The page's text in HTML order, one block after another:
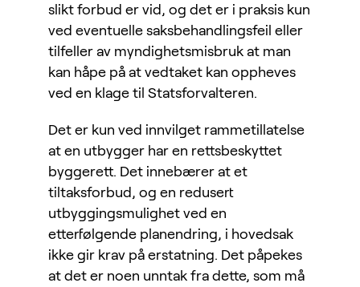
slikt forbud er vid, og det er i praksis kun
ved eventuelle saksbehandlingsfeil eller
tilfeller av myndighetsmisbruk at man
kan håpe på at vedtaket kan oppheves
ved en klage til Statsforvalteren.
Det er kun ved innvilget rammetillatelse
at en utbygger har en rettsbeskyttet
byggerett. Det innebærer at et
tiltaksforbud, og en redusert
utbyggingsmulighet ved en
etterfølgende planendring, i hovedsak
ikke gir krav på erstatning. Det påpekes
at det er noen unntak fra dette, som må